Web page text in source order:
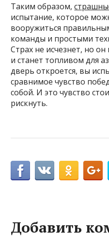
Таким образом,
испытание, которое
вооружиться
команды и простыми
Страх не исчезнет, но
и станет топливом для
дверь откроется, вы
сравнимое чувство
собой. И это чувство
рискнуть.
Добавить